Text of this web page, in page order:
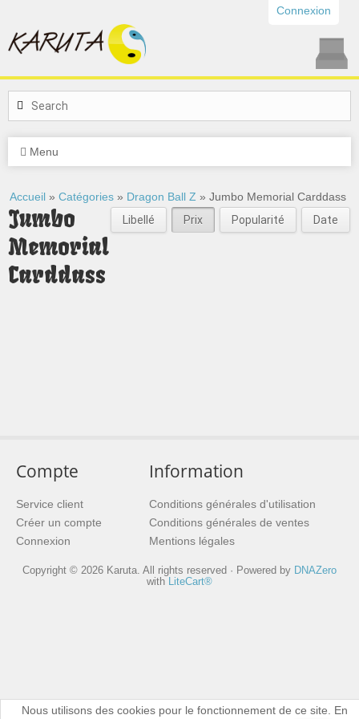
Connexion
Menu
Accueil » Catégories » Dragon Ball Z » Jumbo Memorial Carddass
Libellé
Prix Popularité Date
Jumbo
Memorial
Carddass
Nous utilisons des cookies pour le fonctionnement de ce site. En
Compte
Service client
Créer un compte
Connexion
Information
Conditions générales d'utilisation
Conditions générales de ventes
Mentions légales
Copyright © 2026 Karuta. All rights reserved · Powered by DNAZero
with
LiteCart®